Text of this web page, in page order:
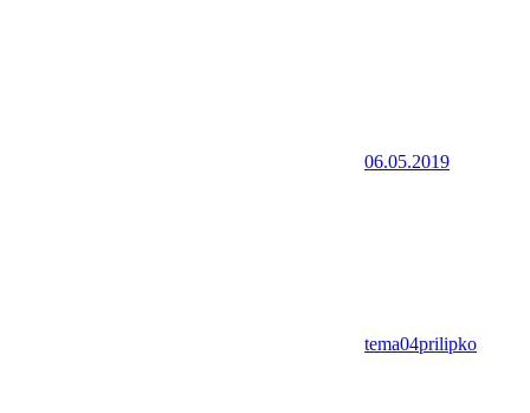
06.05.2019
tema04prilipko